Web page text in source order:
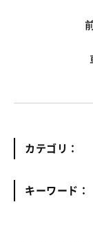
カテゴリ：
キーワード：